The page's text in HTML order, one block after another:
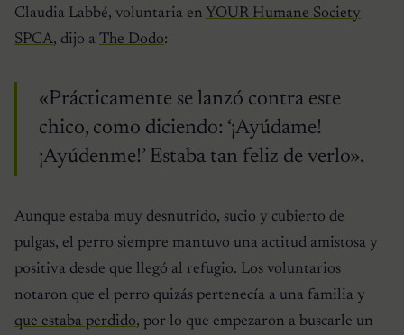
Claudia Labbé, voluntaria en YOUR Humane Society
SPCA, dijo a The Dodo:
«Prácticamente se lanzó contra este
chico, como diciendo: ‘¡Ayúdame!
¡Ayúdenme!’ Estaba tan feliz de verlo».
Aunque estaba muy desnutrido, sucio y cubierto de
pulgas, el perro siempre mantuvo una actitud amistosa y
positiva desde que llegó al refugio. Los voluntarios
notaron que el perro quizás pertenecía a una familia y
que estaba perdido, por lo que empezaron a buscarle un